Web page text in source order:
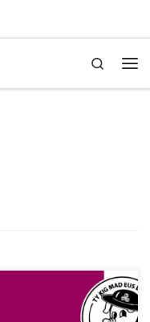
Search